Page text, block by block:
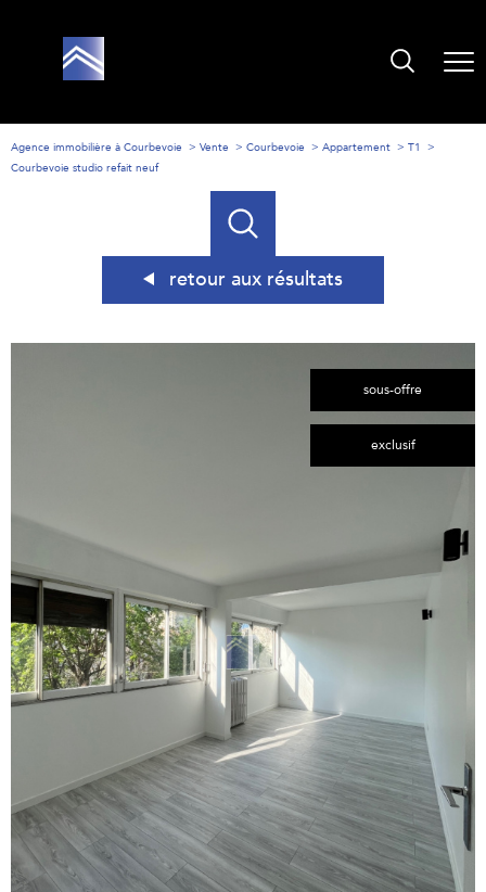
Agence immobilière à Courbevoie Vente Courbevoie Appartement
T1
Courbevoie studio refait neuf
retour aux résultats
sous-offre
exclusif